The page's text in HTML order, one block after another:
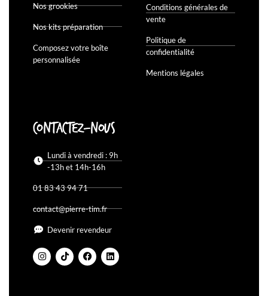
Nos grookies
Nos kits préparation
Composez votre boîte
personnalisée
Conditions générales de
vente
Politique de
confidentialité
Mentions légales
Contactez-nous
Lundi à vendredi : 9h
-13h et 14h-16h
01 83 43 94 71
contact@pierre-tim.fr
Devenir revendeur